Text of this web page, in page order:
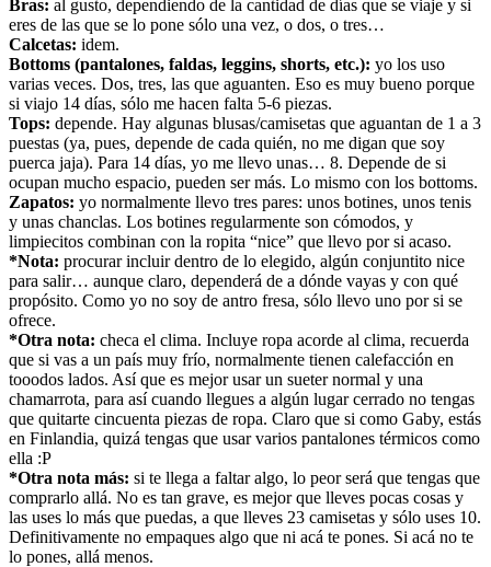
Bras: al gusto, dependiendo de la cantidad de días que se viaje y si
eres de las que se lo pone sólo una vez, o dos, o tres…
Calcetas: idem.
Bottoms (pantalones, faldas, leggins, shorts, etc.): yo los uso
varias veces. Dos, tres, las que aguanten. Eso es muy bueno porque
si viajo 14 días, sólo me hacen falta 5-6 piezas.
Tops: depende. Hay algunas blusas/camisetas que aguantan de 1 a 3
puestas (ya, pues, depende de cada quién, no me digan que soy
puerca jaja). Para 14 días, yo me llevo unas… 8. Depende de si
ocupan mucho espacio, pueden ser más. Lo mismo con los bottoms.
Zapatos: yo normalmente llevo tres pares: unos botines, unos tenis
y unas chanclas. Los botines regularmente son cómodos, y
limpiecitos combinan con la ropita “nice” que llevo por si acaso.
*Nota: procurar incluir dentro de lo elegido, algún conjuntito nice
para salir… aunque claro, dependerá de a dónde vayas y con qué
propósito. Como yo no soy de antro fresa, sólo llevo uno por si se
ofrece.
*Otra nota: checa el clima. Incluye ropa acorde al clima, recuerda
que si vas a un país muy frío, normalmente tienen calefacción en
tooodos lados. Así que es mejor usar un sueter normal y una
chamarrota, para así cuando llegues a algún lugar cerrado no tengas
que quitarte cincuenta piezas de ropa. Claro que si como Gaby, estás
en Finlandia, quizá tengas que usar varios pantalones térmicos como
ella :P
*Otra nota más: si te llega a faltar algo, lo peor será que tengas que
comprarlo allá. No es tan grave, es mejor que lleves pocas cosas y
las uses lo más que puedas, a que lleves 23 camisetas y sólo uses 10.
Definitivamente no empaques algo que ni acá te pones. Si acá no te
lo pones, allá menos.